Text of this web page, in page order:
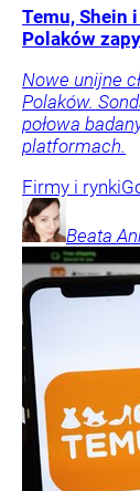
Temu, Shein
Polaków
Nowe unijne
Polaków.
połowa
platformach.
Firmy i rynki
Beata